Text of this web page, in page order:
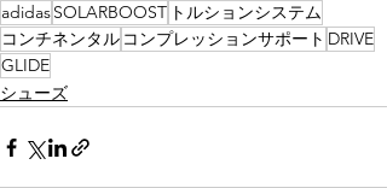
adidasSOLARBOOST トルションシステム
コンチネンタル コンプレッションサポート DRIVE
GLIDE
シューズ